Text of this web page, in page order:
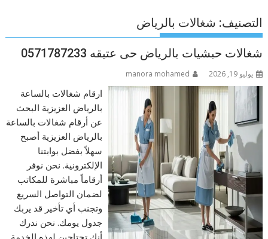
التصنيف: شغالات بالرياض
شغالات حبشيات بالرياض حى عتيقه 0571787233
يوليو 19, 2026 manora mohamed
ارقام شغالات بالساعة
بالرياض العزيزية البحث
عن أرقام شغالات بالساعة
بالرياض العزيزية أصبح
سهلاً بفضل بوابتنا
الإلكترونية. نحن نوفر
أرقاماً مباشرة للمكاتب
لضمان التواصل السريع
وتجنب أي تأخير قد يربك
جدول يومك. نحن ندرك
أنكِ تحتاجين لهذه الخدمة